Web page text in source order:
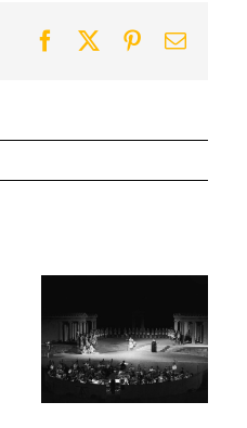
Facebook
TwitterPinterest
Email